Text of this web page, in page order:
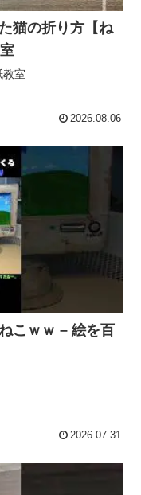
猫の折り方【ね
教室
2026.08.06
こｗｗ – 絵を百
2026.07.31